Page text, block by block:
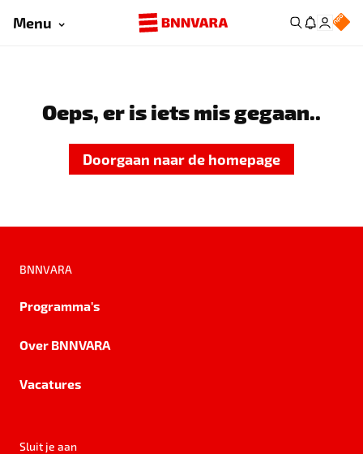
Menu
Oeps, er is iets mis gegaan..
Doorgaan naar de homepage
BNNVARA
Programma's
Over BNNVARA
Vacatures
Sluit je aan